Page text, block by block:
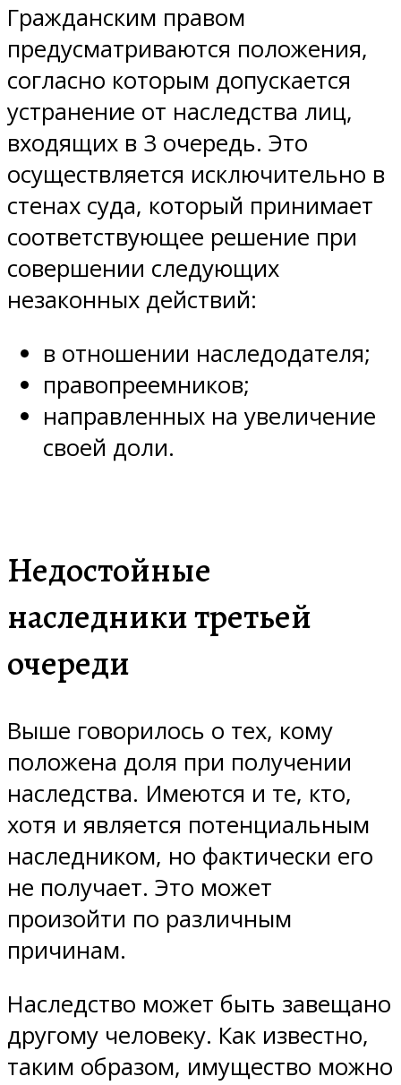
Гражданским правом
предусматриваются положения,
согласно которым допускается
устранение от наследства лиц,
входящих в 3 очередь. Это
осуществляется исключительно в
стенах суда, который принимает
соответствующее решение при
совершении следующих
незаконных действий:
в отношении наследодателя;
правопреемников;
направленных на увеличение
своей доли.
Недостойные
наследники третьей
очереди
Выше говорилось о тех, кому
положена доля при получении
наследства. Имеются и те, кто,
хотя и является потенциальным
наследником, но фактически его
не получает. Это может
произойти по различным
причинам.
Наследство может быть завещано
другому человеку. Как известно,
таким образом, имущество можно